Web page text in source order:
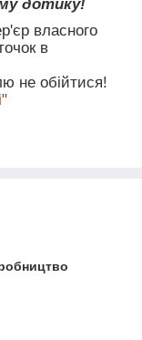
дотику!
власного
в
не обійтися!